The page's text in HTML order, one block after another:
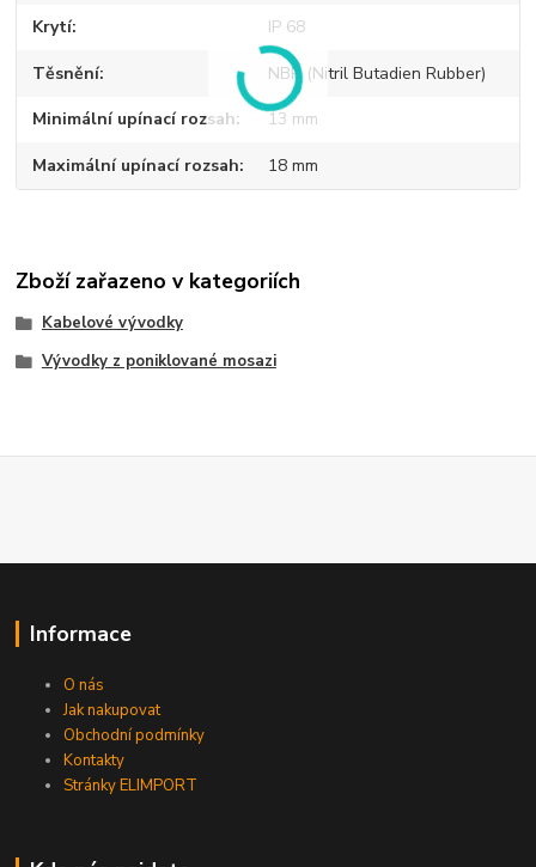
Krytí IP 68
Těsnění NBR (Nitril Butadien Rubber)
Minimální upínací rozsah 13 mm
Maximální upínací rozsah 18 mm
Zboží zařazeno v kategoriích
Kabelové vývodky
Vývodky z poniklované mosazi
Informace
O nás
Jak nakupovat
Obchodní podmínky
Kontakty
Stránky ELIMPORT